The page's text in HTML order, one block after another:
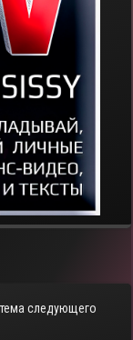
следующего